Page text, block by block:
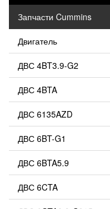
Запчасти Cummins
Двигатель
ДВС 4BT3.9-G2
ДВС 4BTA
ДВС 6135AZD
ДВС 6BT-G1
ДВС 6BTA5.9
ДВС 6CTA